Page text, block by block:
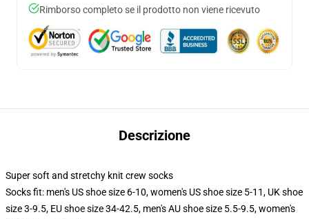
Rimborso completo se il prodotto non viene ricevuto
Descrizione
Super soft and stretchy knit crew socks
Socks fit: men's US shoe size 6-10, women's US shoe size 5-11, UK shoe
size 3-9.5, EU shoe size 34-42.5, men's AU shoe size 5.5-9.5, women's